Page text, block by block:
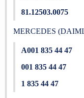
81.12503.0075
MERCEDES
A001 835 44 47
001 835 44 47
1 835 44 47